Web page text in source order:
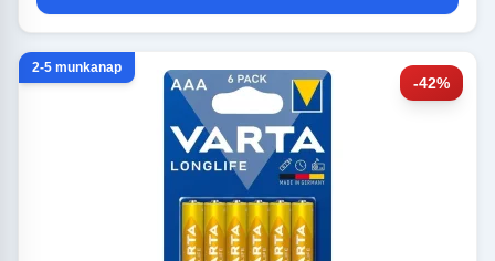
-42%
2-5 munkanap